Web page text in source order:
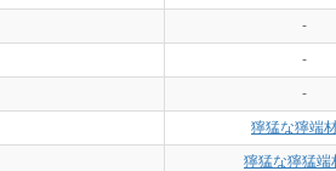
-
-
-
獰猛な獰端
獰猛な獰猛端